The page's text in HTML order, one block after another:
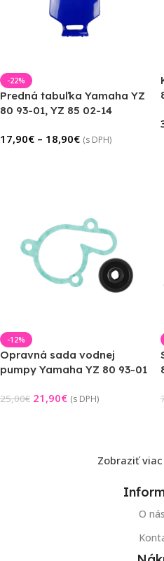
-22%
Predná tabuľka Yamaha YZ
80 93-01, YZ 85 02-14
17,90€ – 18,90€ (s DPH)
-12%
Opravná sada vodnej
pumpy Yamaha YZ 80 93-01
25,00€ 21,90€ (s DPH)
Zobraziť
O nás